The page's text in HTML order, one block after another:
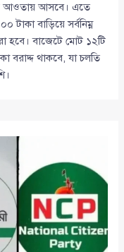
আওতায় আসবে। এতে
বাড়িয়ে সর্বনিম্ন
হবে। বাজেটে মোট ১২টি
বরাদ্দ থাকবে, যা চলতি